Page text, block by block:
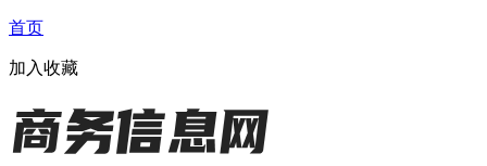
首页
加入收藏